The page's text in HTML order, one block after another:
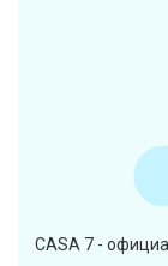
CASA 7 -